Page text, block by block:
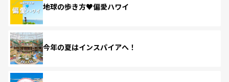
地球の歩き方♥偏愛ハワイ
今年の夏はインスパイアへ！